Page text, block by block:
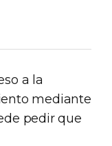
a la
mediante
pedir que